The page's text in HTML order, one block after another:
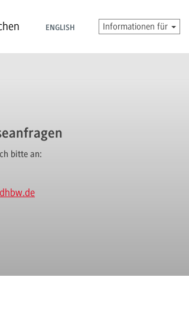
ENGLISH Informationen für
bitte an: